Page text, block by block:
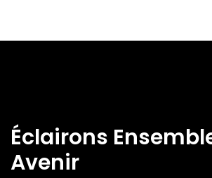
Éclairons
Avenir